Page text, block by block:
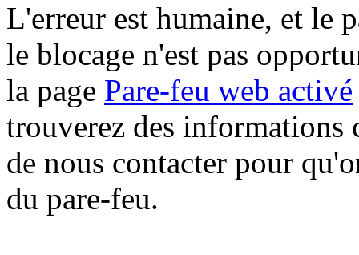
L'erreur est humaine, et le
le blocage n'est pas
la page Pare-feu web activé
trouverez des informations
de nous contacter pour
du pare-feu.